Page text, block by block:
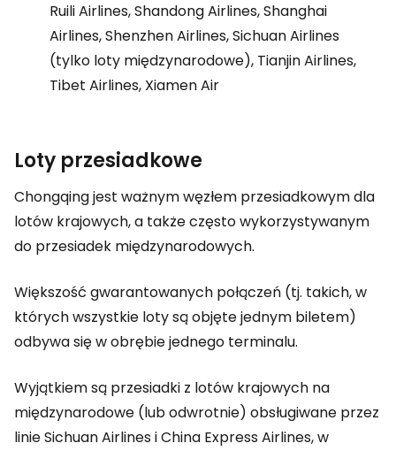
Ruili Airlines, Shandong Airlines, Shanghai
Airlines, Shenzhen Airlines, Sichuan Airlines
(tylko loty międzynarodowe), Tianjin Airlines,
Tibet Airlines, Xiamen Air
Loty przesiadkowe
Chongqing jest ważnym węzłem przesiadkowym dla
lotów krajowych, a także często wykorzystywanym
do przesiadek międzynarodowych.
Większość gwarantowanych połączeń (tj. takich, w
których wszystkie loty są objęte jednym biletem)
odbywa się w obrębie jednego terminalu.
Wyjątkiem są przesiadki z lotów krajowych na
międzynarodowe (lub odwrotnie) obsługiwane przez
linie Sichuan Airlines i China Express Airlines, w